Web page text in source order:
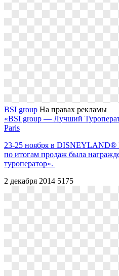
BSI group На правах рекламы
«BSI group — Лучший
Paris
23-25 ноября в DISNEYLAND®
по итогам продаж была
туроператор».
2 декабря 2014 5175